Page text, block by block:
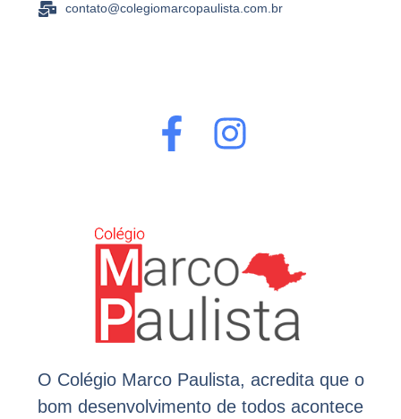
O Colégio Marco Paulista, acredita que o
bom desenvolvimento de todos acontece
contato@colegiomarcopaulista.com.br